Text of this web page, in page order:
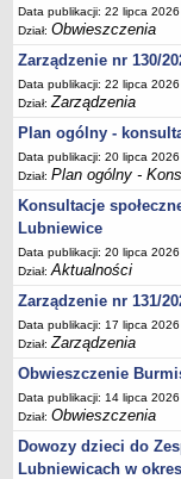
Przewodnik po
Kodeks etyczny
Oświadczenia
Raporty
RADA MIEJSKA
Dyżury
Transmisja z
Zadania i
Skład Rady Miejskiej
Plan pracy Rady
Terminy posiedzeń
Głosowania
Protokoły z
Składy Komisji
Terminy posiedzeń
Plan pracy Komisji
Data publikacji: 22 lipca 2026
Dział:Obwieszczenia
Zarządzenie nr 130/
Data publikacji: 22 lipca 2026
Dział:Zarządzenia
Plan ogólny -
Data publikacji: 20 lipca 2026
Dział:Plan ogólny -
Konsultacje
Lubniewice
Data publikacji: 20 lipca 2026
Dział:Aktualności
Zarządzenie nr 131/
Data publikacji: 17 lipca 2026
Dział:Zarządzenia
Obwieszczenie
Data publikacji: 14 lipca 2026
Dział:Obwieszczenia
Dowozy dzieci do
Lubniewicach w